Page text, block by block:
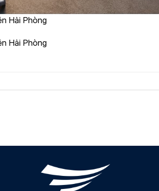
Hải Phòng
Hải Phòng